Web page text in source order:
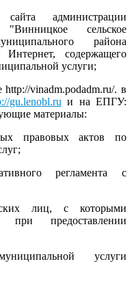
администрации
"Винницкое сельское
района
содержащего
услуги;
vinadm.podadm.ru/. в
gu.lenobl.ru и на ЕПГУ:
материалы:
правовых актов по
регламента с
лиц, с которыми
при предоставлении
услуги